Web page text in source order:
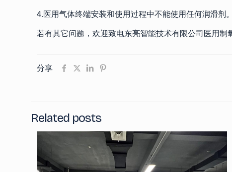
4.医用气体终端安装和使用过程中不能使用任何润滑剂。
若有其它问题，欢迎致电东亮智能技术有限公司医用
分享
Related posts